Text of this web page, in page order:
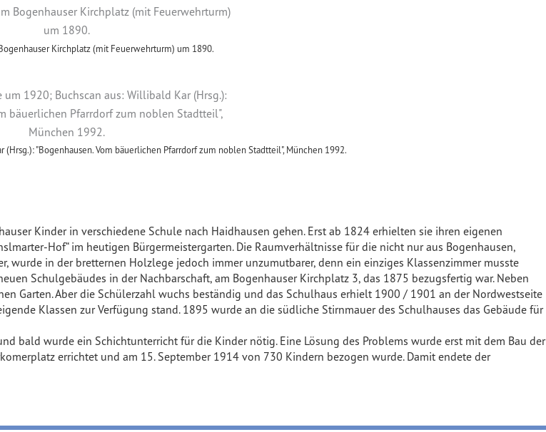
Kirchplatz (mit Feuerwehrturm) um 1890.
"Bogenhausen. Vom bäuerlichen Pfarrdorf zum noblen Stadtteil", München 1992.
Kinder in verschiedene Schule nach Haidhausen gehen. Erst ab 1824 erhielten sie ihren eigenen
Hof“ im heutigen Bürgermeistergarten. Die Raumverhältnisse für die nicht nur aus Bogenhausen,
in der bretternen Holzlege jedoch immer unzumutbarer, denn ein einziges Klassenzimmer musste
Schulgebäudes in der Nachbarschaft, am Bogenhauser Kirchplatz 3, das 1875 bezugsfertig war. Neben
Garten. Aber die Schülerzahl wuchs beständig und das Schulhaus erhielt 1900 / 1901 an der Nordwestseite
Klassen zur Verfügung stand. 1895 wurde an die südliche Stirnmauer des Schulhauses das Gebäude für
bald wurde ein Schichtunterricht für die Kinder nötig. Eine Lösung des Problems wurde erst mit dem Bau der
errichtet und am 15. September 1914 von 730 Kindern bezogen wurde. Damit endete der